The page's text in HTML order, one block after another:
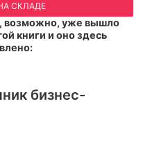
СКЛАДЕ
возможно, уже вышло
книги и оно здесь
бизнес-